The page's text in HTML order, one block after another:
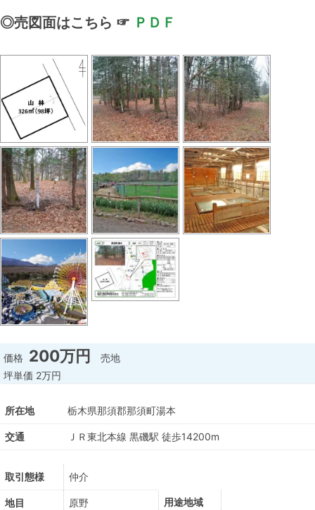
◎売図面はこちら ☞ ＰＤＦ
価格 200万円
売地
坪単価 2万円
所在地 栃木県那須郡那須町湯本
交通 ＪＲ東北本線 黒磯駅 徒歩14200m
取引態様 仲介
地目 原野 用途地域